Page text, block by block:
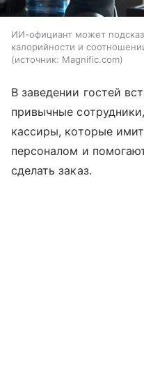
ИИ-официант может
калорийности и
источник: Magnific.com
В заведении гостей
привычные
кассиры, которые
персоналом и
сделать заказ.